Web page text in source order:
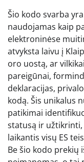
Šio kodo svarba
naudojamas kaip
elektroninėse
atvyksta laivu į
oro uostą, ar
pareigūnai,
deklaracijas,
kodą. Šis unikalus
patikimai
statusą ir užtikrinti,
laikantis visų ES
Be šio kodo prekių